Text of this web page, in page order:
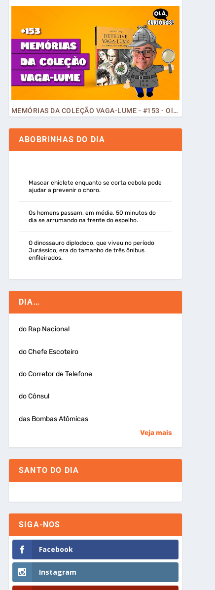
MEMÓRIAS DA COLEÇÃO VAGA-LUME - #153 - Olá, Curiosos! 2023
ABOBRINHAS DO DIA
Mascar chiclete enquanto se corta cebola pode
ajudar a prevenir o choro.
Os homens passam, em média, 50 minutos do
dia se arrumando na frente do espelho.
O dinossauro diplodoco, que viveu no período
Jurássico, era do tamanho de três ônibus
enfileirados.
DIA…
do Rap Nacional
do Chefe Escoteiro
do Corretor de Telefone
do Cônsul
das Bombas Atômicas
Veja mais
SANTO DO DIA
SIGA-NOS
Facebook
Instagram